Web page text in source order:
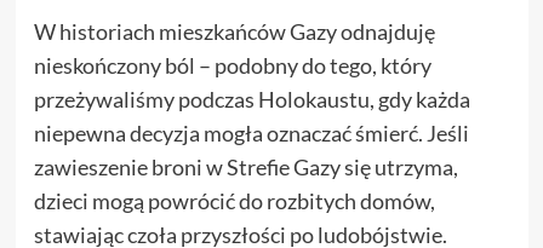
W historiach mieszkańców Gazy odnajduję
nieskończony ból – podobny do tego, który
przeżywaliśmy podczas Holokaustu, gdy każda
niepewna decyzja mogła oznaczać śmierć. Jeśli
zawieszenie broni w Strefie Gazy się utrzyma,
dzieci mogą powrócić do rozbitych domów,
stawiając czoła przyszłości po ludobójstwie.